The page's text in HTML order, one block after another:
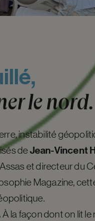
lenord.
instabilité
deJean-Vincent
et directeur du
Magazine,
À la façon dont on lit le